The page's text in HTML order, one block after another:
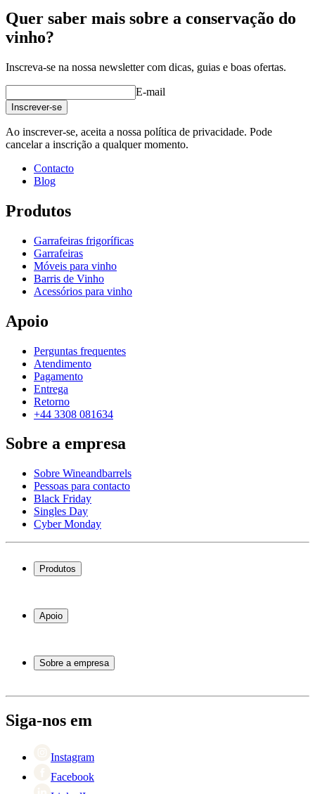
Fabricante
Caverack
acabamento Carvalho
Altura (cm)10
Largura (cm)10
profundidade (cm)1.5
Peso (kg)
Quer saber mais sobre a conservação do
vinho?
Inscreva-se na nossa newsletter com dicas, guias e boas ofertas.
E-mail
Inscrever-se
Ao inscrever-se, aceita a nossa política de privacidade. Pode
cancelar a inscrição a qualquer momento.
Contacto
Blog
Produtos
Garrafeiras frigoríficas
Garrafeiras
Móveis para vinho
Barris de Vinho
Acessórios para vinho
Apoio
Perguntas frequentes
Atendimento
Pagamento
Entrega
Retorno
+44 3308 081634
Sobre a empresa
Sobre Wineandbarrels
Pessoas para contacto
Black Friday
Singles Day
Cyber Monday
Produtos
Garrafeiras
Móveis para vinho
Apoio
Atendimento
Pagamento
Retorno
Sobre a empresa
Black Friday
Singles Day
Siga-nos em
Instagram
Facebook